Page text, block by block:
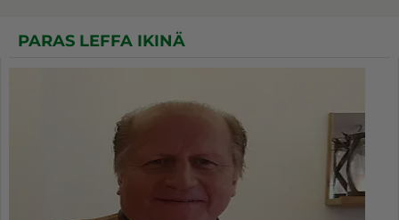
PARAS LEFFA IKINÄ